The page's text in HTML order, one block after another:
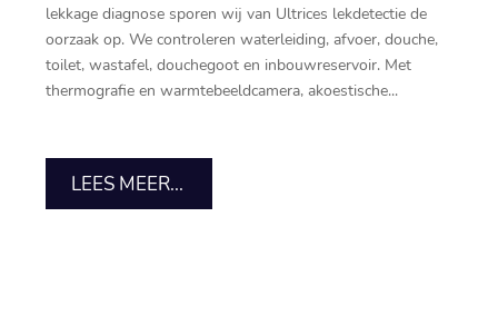
lekkage diagnose sporen wij van Ultrices lekdetectie de
oorzaak op.​ We controleren waterleiding, afvoer, douche,
toilet, wastafel, douchegoot en inbouwreservoir.​ Met
thermografie en warmtebeeldcamera, akoestische...
LEES MEER...